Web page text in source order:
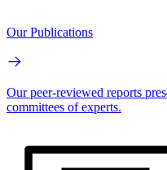
Our Publications
Our peer-reviewed reports
committees of experts.